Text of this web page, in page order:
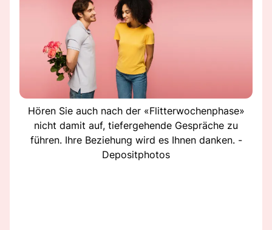
Hören Sie auch nach der «Flitterwochenphase»
nicht damit auf, tiefergehende Gespräche zu
führen. Ihre Beziehung wird es Ihnen danken. -
Depositphotos